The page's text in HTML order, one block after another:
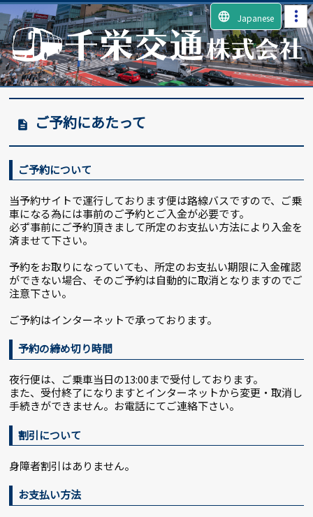
description ご予約にあたって
ご予約について
当予約サイトで運行しております便は路線バスですので、ご乗
車になる為には事前のご予約とご入金が必要です。
必ず事前にご予約頂きまして所定のお支払い方法により入金を
済ませて下さい。
予約をお取りになっていても、所定のお支払い期限に入金確認
ができない場合、そのご予約は自動的に取消となりますのでご
注意下さい。
ご予約はインターネットで承っております。
予約の締め切り時間
夜行便は、ご乗車当日の13:00まで受付しております。
また、受付終了になりますとインターネットから変更・取消し
手続きができません。お電話にてご連絡下さい。
割引について
身障者割引はありません。
お支払い方法
language Japanese